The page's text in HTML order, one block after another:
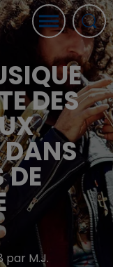
DES
DANS
DE
par M.J.